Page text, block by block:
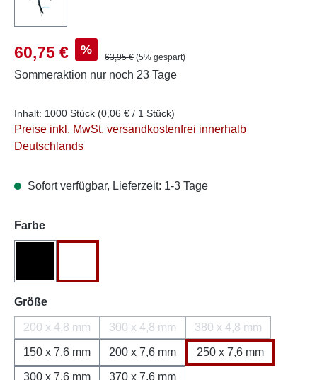
Verkaufspreis:
60,75 € % Regulärer Preis:
63,95 € (5% gespart)
Sommeraktion nur noch 23 Tage
Inhalt: 1000 Stück (0,06 € / 1 Stück)
Preise inkl. MwSt. versandkostenfrei innerhalb
Deutschlands
Sofort verfügbar, Lieferzeit: 1-3 Tage
Farbeauswählen
Größeauswählen
200 x 4,8 mm
(Diese Option ist zurzeit nicht verfügbar.)
300 x 4,8 mm
(Diese Option ist zurzeit nicht
380 x 4,8 mm
(Diese Option ist
150 x 7,6 mm 200 x 7,6 mm 250 x 7,6 mm
300 x 7,6 mm 370 x 7,6 mm